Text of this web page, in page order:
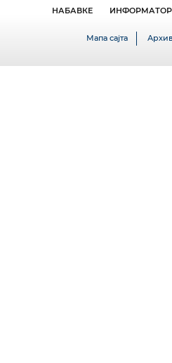
НАБАВКЕ
Мапа сајта